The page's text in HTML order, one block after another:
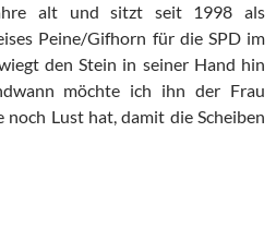
alt und sitzt seit 1998 als
Peine/Gifhorn für die SPD im
den Stein in seiner Hand hin
möchte ich ihn der Frau
noch Lust hat, damit die Scheiben
Arschloch zu mutieren, ist